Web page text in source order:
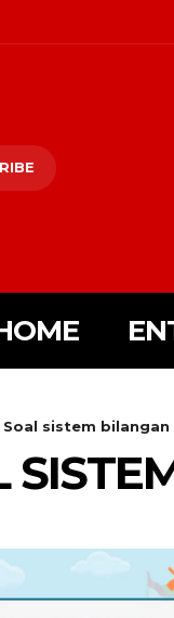
Soal sistem bilangan